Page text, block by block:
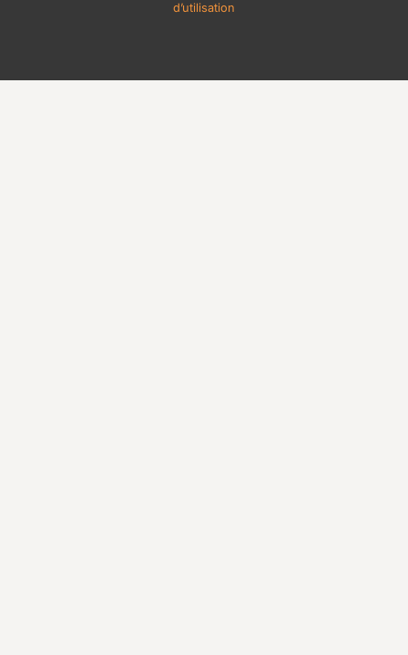
d’utilisation